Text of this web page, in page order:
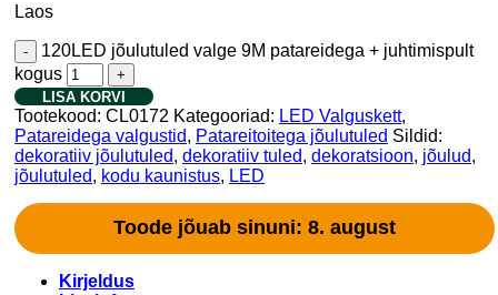
Laos
120LED jõulutuled valge 9M patareidega + juhtimispult
kogus
LISA KORVI
Tootekood: CL0172 Kategooriad: LED Valguskett,
Patareidega valgustid, Patareitoitega jõulutuled Sildid:
dekoratiiv jõulutuled, dekoratiiv tuled, dekoratsioon, jõulud,
jõulutuled, kodu kaunistus, LED
Toode jõuab sinuni: 8. august
Kirjeldus